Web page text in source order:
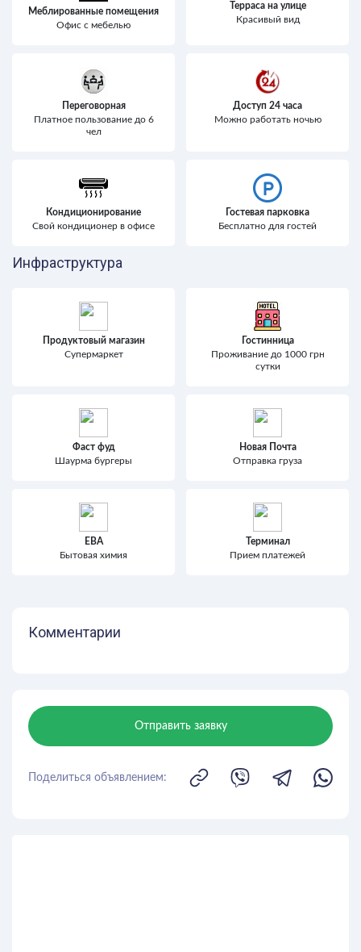
Меблированные помещения
Офис с мебелью
Терраса на улице
Красивый вид
Переговорная
Платное пользование до 6
чел
Доступ 24 часа
Можно работать ночью
Кондиционирование
Свой кондиционер в офисе
Гостевая парковка
Бесплатно для гостей
Инфраструктура
Продуктовый магазин
Супермаркет
Гостинница
Проживание до 1000 грн
сутки
Фаст фуд
Шаурма бургеры
Новая Почта
Отправка груза
ЕВА
Бытовая химия
Терминал
Прием платежей
Комментарии
Отправить заявку
Поделиться объявлением: